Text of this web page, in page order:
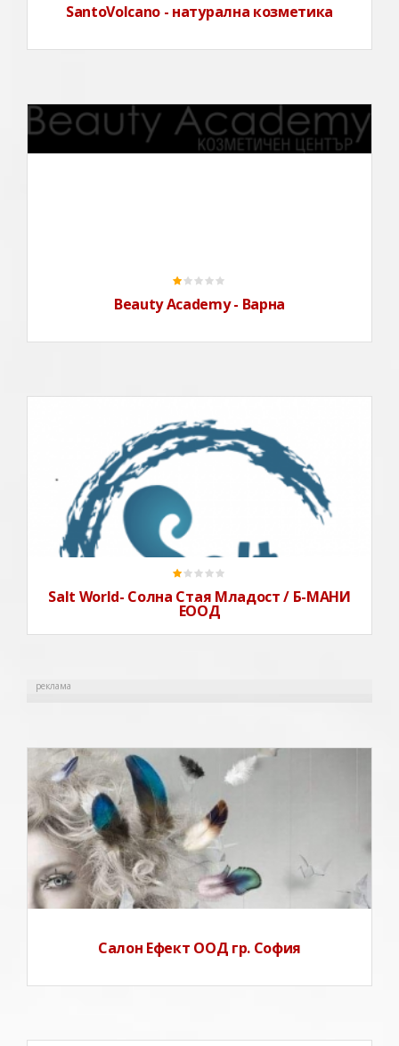
SantoVolcano - натурална козметика
Beauty Academy - Варна
Salt World- Солна Стая Младост / Б-МАНИ
ЕООД
реклама
Салон Ефект ООД работи на територията на град
София.Марката салони Ефект съществува от 15
години, което само по себе си говори за
професионализма и качеството, с което работят
специалистите тук. В сърцето на салон "Ефект" стои
една изключителна творче
Салон Ефект ООД гр. София